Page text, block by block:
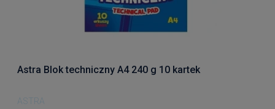
Astra Blok techniczny A4 240 g 10 kartek
ASTRA